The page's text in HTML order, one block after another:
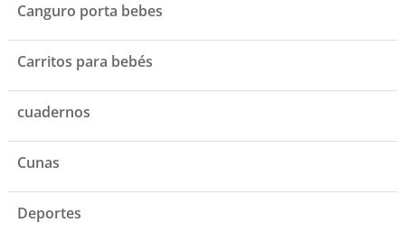
Canguro porta bebes
Carritos para bebés
cuadernos
Cunas
Deportes